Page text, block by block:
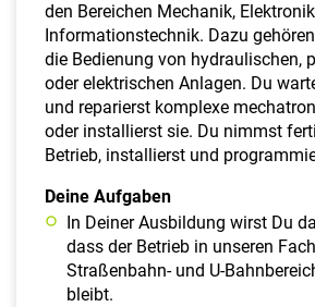
den Bereichen Mechanik,
Informationstechnik. Dazu
die Bedienung von hydraulischen,
oder elektrischen Anlagen. Du
und reparierst komplexe
oder installierst sie. Du nimmst
Betrieb, installierst und
Deine Aufgaben
In Deiner Ausbildung wirst Du
dass der Betrieb in unseren
Straßenbahn- und U-
bleibt.